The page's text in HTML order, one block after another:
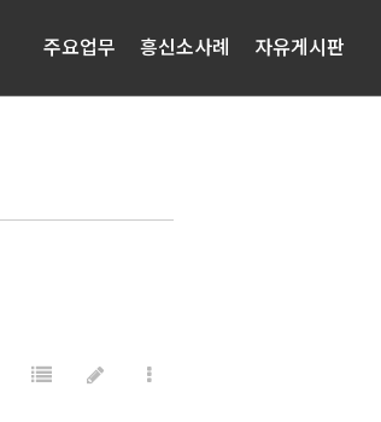
주요업무 흥신소사례 자유게시판